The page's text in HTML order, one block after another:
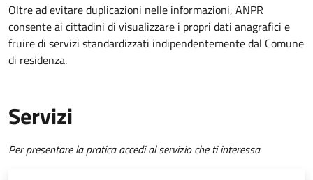
Oltre ad evitare duplicazioni nelle informazioni, ANPR
consente ai cittadini di visualizzare i propri dati anagrafici e
fruire di servizi standardizzati indipendentemente dal Comune
di residenza.
Servizi
Per presentare la pratica accedi al servizio che ti interessa